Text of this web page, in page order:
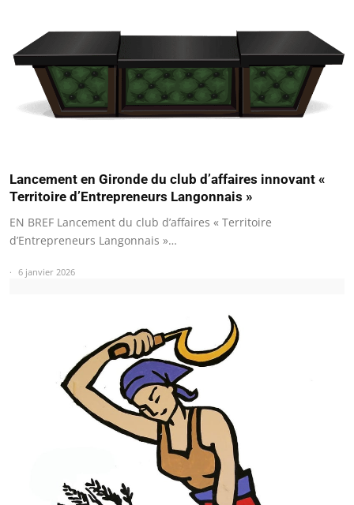
Lancement en Gironde du club d’affaires innovant «
Territoire d’Entrepreneurs Langonnais »
EN BREF Lancement du club d’affaires « Territoire
d’Entrepreneurs Langonnais »…
6 janvier 2026